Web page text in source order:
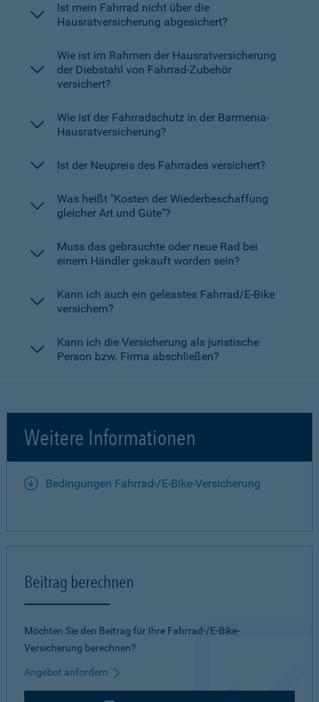
Ist mein Fahrrad nicht über die
Hausratversicherung abgesichert?
Wie ist im Rahmen der Hausratversicherung
der Diebstahl von Fahrrad-Zubehör
versichert?
Wie ist der Fahrradschutz in der Barmenia-
Hausratversicherung?
Ist der Neupreis des Fahrrades versichert?
Was heißt "Kosten der Wiederbeschaffung
gleicher Art und Güte"?
Muss das gebrauchte oder neue Rad bei
einem Händler gekauft worden sein?
Kann ich auch ein geleastes Fahrrad/E-Bike
versichern?
Kann ich die Versicherung als juristische
Person bzw. Firma abschließen?
Weitere Informationen
Bedingungen Fahrrad-/E-Bike-Versicherung
Beitrag berechnen
Möchten Sie den Beitrag für Ihre Fahrrad-/E-Bike-
Versicherung berechnen?
Angebot anfordern